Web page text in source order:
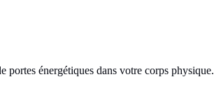
portes énergétiques dans votre corps physique.